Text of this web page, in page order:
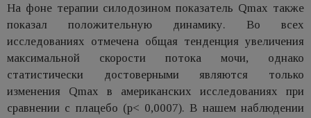
На фоне терапии силодозином показатель Qmax также
показал положительную динамику. Во всех
исследованиях отмечена общая тенденция увеличения
максимальной скорости потока мочи, однако
статистически достоверными являются только
изменения Qmax в американских исследованиях при
сравнении с плацебо (p< 0,0007). В нашем наблюдении